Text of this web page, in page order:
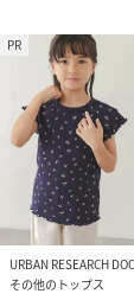
PR
URBAN RESEARCH
その他のトップス